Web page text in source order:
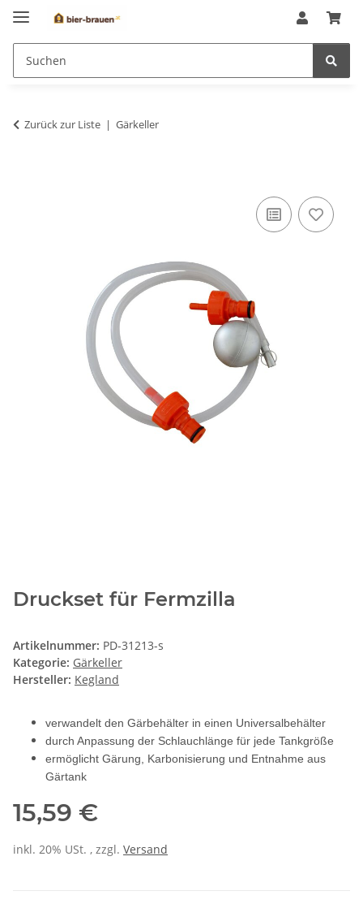
Zurück zur Liste Gärkeller
Druckset für Fermzilla
Artikelnummer: PD-31213-s
Kategorie: Gärkeller
Hersteller: Kegland
verwandelt den Gärbehälter in einen Universalbehälter
durch Anpassung der Schlauchlänge für jede Tankgröße
ermöglicht Gärung, Karbonisierung und Entnahme aus
Gärtank
15,59 €
inkl. 20% USt. , zzgl. Versand